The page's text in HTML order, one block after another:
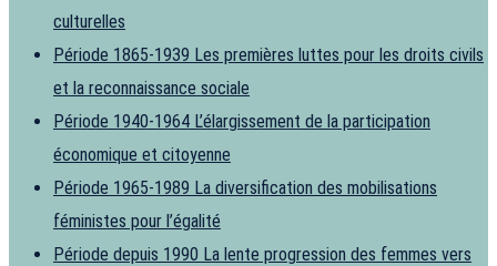
culturelles
Période 1865-1939 Les premières luttes pour les droits civils
et la reconnaissance sociale
Période 1940-1964 L’élargissement de la participation
économique et citoyenne
Période 1965-1989 La diversification des mobilisations
féministes pour l’égalité
Période depuis 1990 La lente progression des femmes vers